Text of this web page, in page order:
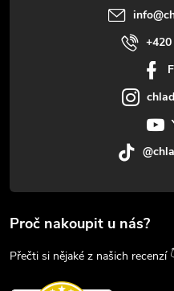
info@
Proč nakoupit u nás?
Přečti si nějaké z našich recenzí